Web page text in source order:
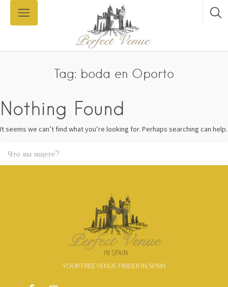
Tag: boda en Oporto
Nothing Found
It seems we can’t find what you’re looking for. Perhaps searching can help.
YOUR FREE VENUE FINDER IN SPAIN